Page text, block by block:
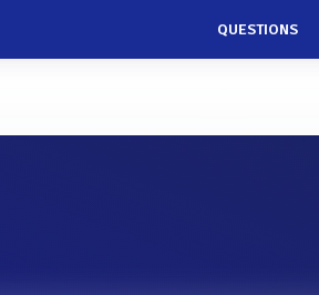
QUESTIONS